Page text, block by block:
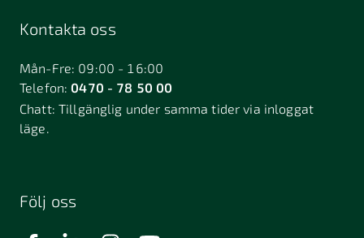
Kontakta oss
Mån-Fre: 09:00 - 16:00
Telefon:0470 - 78 50 00
Chatt:Tillgänglig under samma tider via inloggat
läge.
Följ oss